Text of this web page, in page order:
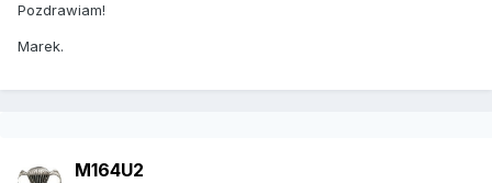
Pozdrawiam!
Marek.
M164U2